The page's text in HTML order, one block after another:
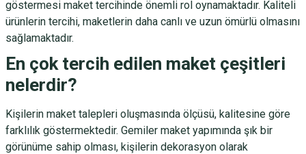
göstermesi maket tercihinde önemli rol oynamaktadır. Kaliteli
ürünlerin tercihi, maketlerin daha canlı ve uzun ömürlü olmasını
sağlamaktadır.
En çok tercih edilen maket çeşitleri
nelerdir?
Kişilerin maket talepleri oluşmasında ölçüsü, kalitesine göre
farklılık göstermektedir. Gemiler maket yapımında şık bir
görünüme sahip olması, kişilerin dekorasyon olarak